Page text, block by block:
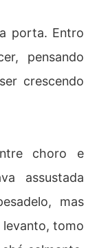
porta. Entro
pensando
crescendo
choro e
assustada
mas
levanto, tomo